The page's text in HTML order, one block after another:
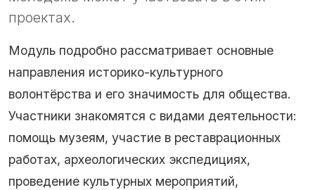
проектах.
Модуль подробно рассматривает основные
направления историко-культурного
волонтёрства и его значимость для общества.
Участники знакомятся с видами деятельности:
помощь музеям, участие в реставрационных
работах, археологических экспедициях,
проведение культурных мероприятий,